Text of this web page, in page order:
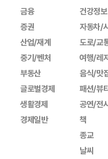
금융
증권
산업/재계
중기/벤처
부동산
글로벌경제
생활경제
경제일반
건강정보
자동차/
도로/교
여행/레
음식/맛
패션/뷰
공연/전
책
종교
날씨